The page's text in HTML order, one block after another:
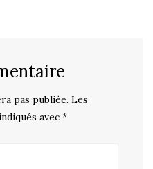
pas publiée. Les
avec *